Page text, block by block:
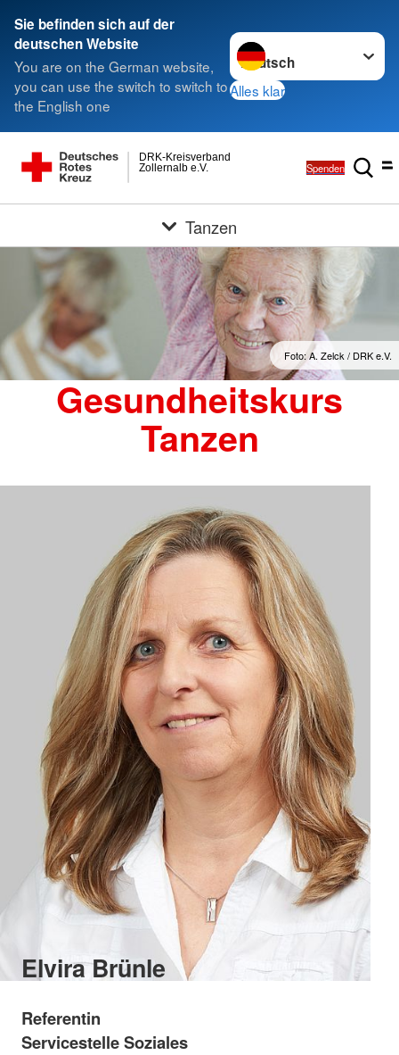
Sie befinden sich auf der
deutschen Website
You are on the German website,
you can use the switch to switch to
the English one
Sprache wechseln zu
Alles klar
Zollernalb e.V.
DRK-Kreisverband
Spenden
Tanzen
Foto: A. Zelck / DRK e.V.
Gesundheitskurs
Tanzen
Elvira Brünle
Referentin
Servicestelle Soziales